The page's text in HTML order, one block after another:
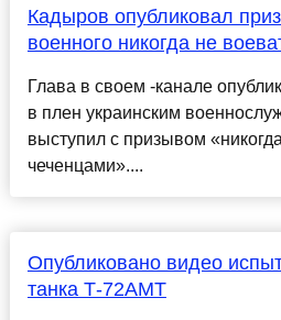
Кадыров опубликовал
военного никогда не
Глава в своем -канале
в плен украинским
выступил с призывом
чеченцами»....
Опубликовано видео
танка Т-72АМТ